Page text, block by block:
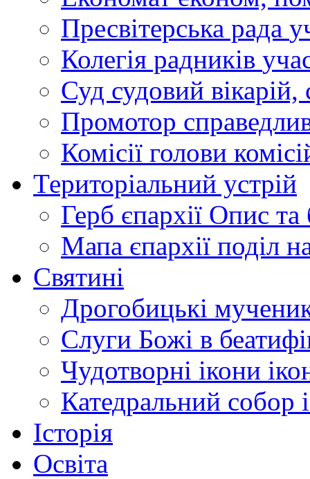
Пресвітерська рада
Колегія радників
Суд судовий вікарій,
Промотор
Комісії голови
Територіальний устрій
Герб єпархії Опис та
Мапа єпархії поділ
Святині
Дрогобицькі
Слуги Божі в
Чудотворні ікони
Катедральний собор
Історія
Освіта